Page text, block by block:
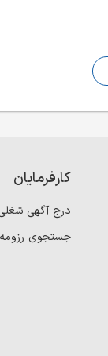
کارفرمایان
درج آگهی
جستجوی رزومه